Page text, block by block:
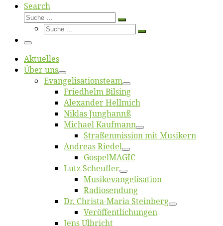
Search
Suche
Suche
Suche
Suche
Menü
Ak­tu­el­les
Über uns
Evangelisa­tions­team
Fried­helm Bilsing
Alex­an­der Hellmich
Ni­klas Junghannß
Mi­cha­el Kaufmann
Straßenmis­sion mit Musikern
An­dre­as Riedel
Gos­pel­MA­GIC
Lutz Scheuf­ler
Musikevan­ge­li­sa­tion
Ra­dio­sen­dung
Dr. Chris­­ta-Ma­ria Steinberg
Ver­öf­fent­li­chun­gen
Jens Ulb­richt